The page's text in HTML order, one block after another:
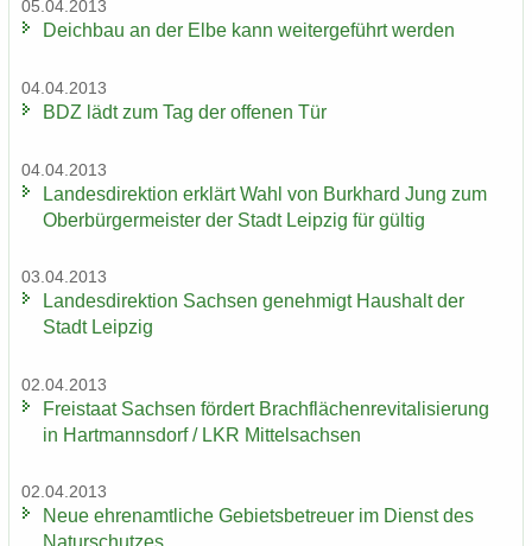
05.04.2013
Deich­bau an der Elbe kann wei­ter­ge­führt wer­den
04.04.2013
BDZ lädt zum Tag der of­fe­nen Tür
04.04.2013
Lan­des­di­rek­ti­on er­klärt Wahl von Burk­hard Jung zum
Ober­bür­ger­meis­ter der Stadt Leip­zig für gül­tig
03.04.2013
Lan­des­di­rek­ti­on Sach­sen ge­neh­migt Haus­halt der
Stadt Leip­zig
02.04.2013
Frei­staat Sach­sen för­dert Brach­flä­chen­re­vi­ta­li­sie­rung
in Hart­manns­dorf / LKR Mit­tel­sach­sen
02.04.2013
Neue eh­ren­amt­li­che Ge­biets­be­treu­er im Dienst des